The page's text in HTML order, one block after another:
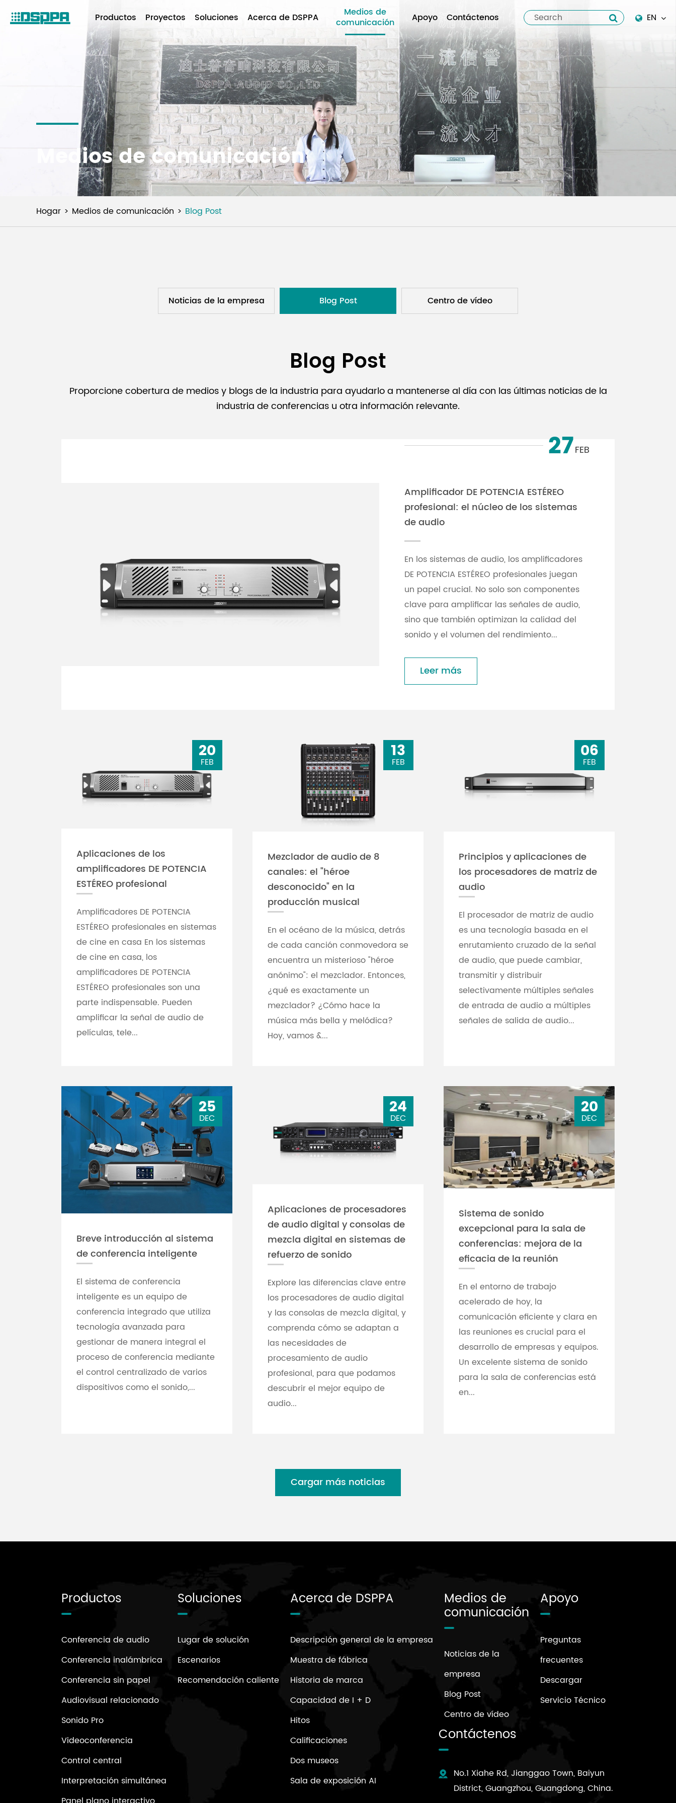
Productos Proyectos Soluciones Acerca de DSPPA
Medios de
comunicación
Apoyo Contáctenos
EN
English
Español
italiano
русский
العربية
tiếng việt
Pilipino
ไทย
Medios de comunicación
Hogar Medios de comunicación Blog Post
Noticias de la empresa Blog Post Centro de vídeo
Blog Post
Proporcione cobertura de medios y blogs de la industria para ayudarlo a mantenerse al día con las últimas noticias de la
industria de conferencias u otra información relevante.
27FEB
Amplificador DE POTENCIA ESTÉREO
profesional: el núcleo de los sistemas
de audio
En los sistemas de audio, los amplificadores
DE POTENCIA ESTÉREO profesionales juegan
un papel crucial. No solo son componentes
clave para amplificar las señales de audio,
sino que también optimizan la calidad del
sonido y el volumen del rendimiento...
Leer más
20
FEB
Aplicaciones de los
amplificadores DE POTENCIA
ESTÉREO profesional
Amplificadores DE POTENCIA
ESTÉREO profesionales en sistemas
de cine en casa En los sistemas
de cine en casa, los
amplificadores DE POTENCIA
ESTÉREO profesionales son una
parte indispensable. Pueden
amplificar la señal de audio de
películas, tele...
13
FEB
Mezclador de audio de 8
canales: el "héroe
desconocido" en la
producción musical
En el océano de la música, detrás
de cada canción conmovedora se
encuentra un misterioso "héroe
anónimo": el mezclador. Entonces,
¿qué es exactamente un
mezclador? ¿Cómo hace la
música más bella y melódica?
Hoy, vamos &...
06
FEB
Principios y aplicaciones de
los procesadores de matriz de
audio
El procesador de matriz de audio
es una tecnología basada en el
enrutamiento cruzado de la señal
de audio, que puede cambiar,
transmitir y distribuir
selectivamente múltiples señales
de entrada de audio a múltiples
señales de salida de audio...
25
DEC
Breve introducción al sistema
de conferencia inteligente
El sistema de conferencia
inteligente es un equipo de
conferencia integrado que utiliza
tecnología avanzada para
gestionar de manera integral el
proceso de conferencia mediante
el control centralizado de varios
dispositivos como el sonido,...
24
DEC
Aplicaciones de procesadores
de audio digital y consolas de
mezcla digital en sistemas de
refuerzo de sonido
Explore las diferencias clave entre
los procesadores de audio digital
y las consolas de mezcla digital, y
comprenda cómo se adaptan a
las necesidades de
procesamiento de audio
profesional, para que podamos
descubrir el mejor equipo de
audio...
20
DEC
Sistema de sonido
excepcional para la sala de
conferencias: mejora de la
eficacia de la reunión
En el entorno de trabajo
acelerado de hoy, la
comunicación eficiente y clara en
las reuniones es crucial para el
desarrollo de empresas y equipos.
Un excelente sistema de sonido
para la sala de conferencias está
en...
Cargar más noticias
Productos
Conferencia de audio
Conferencia inalámbrica
Conferencia sin papel
Audiovisual relacionado
Sonido Pro
Videoconferencia
Control central
Interpretación simultánea
Soluciones
Lugar de solución
Escenarios
Recomendación caliente
Acerca de DSPPA
Descripción general de la empresa
Muestra de fábrica
Historia de marca
Capacidad de I + D
Hitos
Calificaciones
Dos museos
Sala de exposición AI
Medios de
comunicación
Noticias de la
empresa
Blog Post
Centro de vídeo
Apoyo
Preguntas
frecuentes
Descargar
Servicio Técnico
Contáctenos
No.1 Xiahe Rd, Jianggao Town, Baiyun
District, Guangzhou, Guangdong, China.